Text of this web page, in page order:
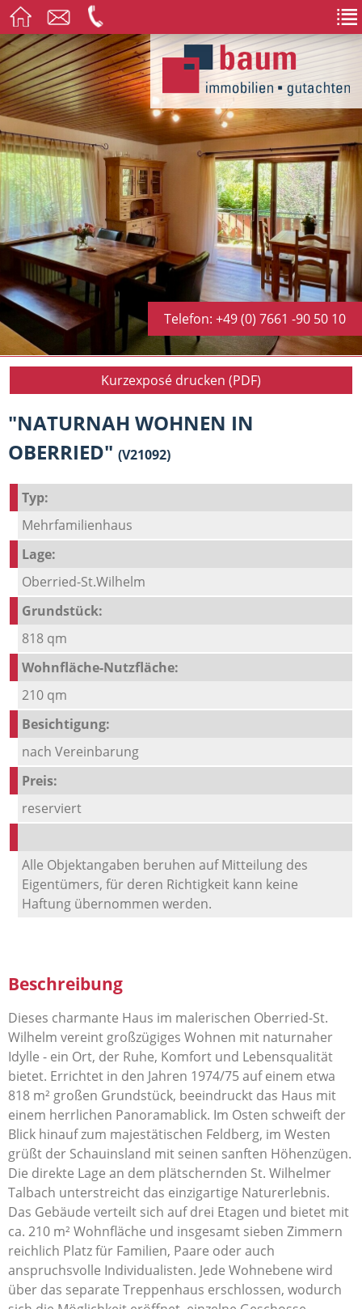
Telefon: +49 (0) 7661 -90 50 10
Kurzexposé drucken (PDF)
"NATURNAH WOHNEN IN
OBERRIED" (V21092)
Typ:
Mehrfamilienhaus
Lage:
Oberried-St.Wilhelm
Grundstück:
818 qm
Wohnfläche-Nutzfläche:
210 qm
Besichtigung:
nach Vereinbarung
Preis:
reserviert
Alle Objektangaben beruhen auf Mitteilung des
Eigentümers, für deren Richtigkeit kann keine
Haftung übernommen werden.
Beschreibung
Dieses charmante Haus im malerischen Oberried-St.
Wilhelm vereint großzügiges Wohnen mit naturnaher
Idylle - ein Ort, der Ruhe, Komfort und Lebensqualität
bietet. Errichtet in den Jahren 1974/75 auf einem etwa
818 m² großen Grundstück, beeindruckt das Haus mit
einem herrlichen Panoramablick. Im Osten schweift der
Blick hinauf zum majestätischen Feldberg, im Westen
grüßt der Schauinsland mit seinen sanften Höhenzügen.
Die direkte Lage an dem plätschernden St. Wilhelmer
Talbach unterstreicht das einzigartige Naturerlebnis.
Das Gebäude verteilt sich auf drei Etagen und bietet mit
ca. 210 m² Wohnfläche und insgesamt sieben Zimmern
reichlich Platz für Familien, Paare oder auch
anspruchsvolle Individualisten. Jede Wohnebene wird
über das separate Treppenhaus erschlossen, wodurch